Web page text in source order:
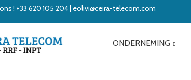
! +33 620 105 204 | eolivi@ceira-telecom.com
ONDERNEMING